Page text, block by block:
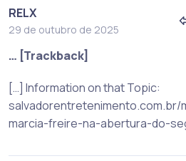
RELX
29 de outubro de 2025
… [Trackback]
[…] Information on that Topic:
marcia-freire-na-abertura-do-